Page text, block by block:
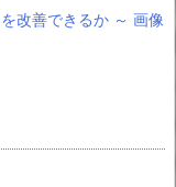
改善できるか ～ 画像